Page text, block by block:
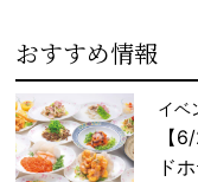
おすすめ情報
イベ
【
ド